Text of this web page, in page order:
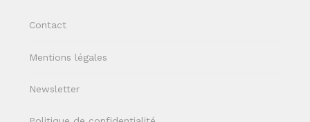
Contact
Mentions légales
Newsletter